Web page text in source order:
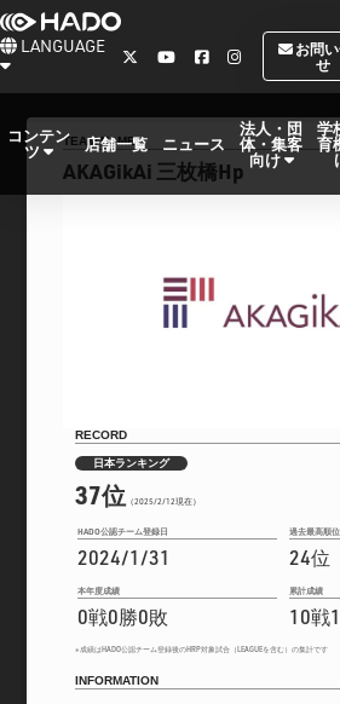
LANGUAGE
お問
せ
コンテン
ツ 店舗一覧 ニュース
法人・団
体・集客
向け
学
育
TEAM NAME
AKAGikAi 三枚橋Hp
RECORD
日本ランキング
37位 （2025/2/12現在）
HADO公認チーム登録日
2024/1/31
過去最高順位
24位
本年度成績
0戦0勝0敗
累計成績
10戦
※成績はHADO公認チーム登録後のHRP対象試合（LEAGUEを含む）の集計です
INFORMATION